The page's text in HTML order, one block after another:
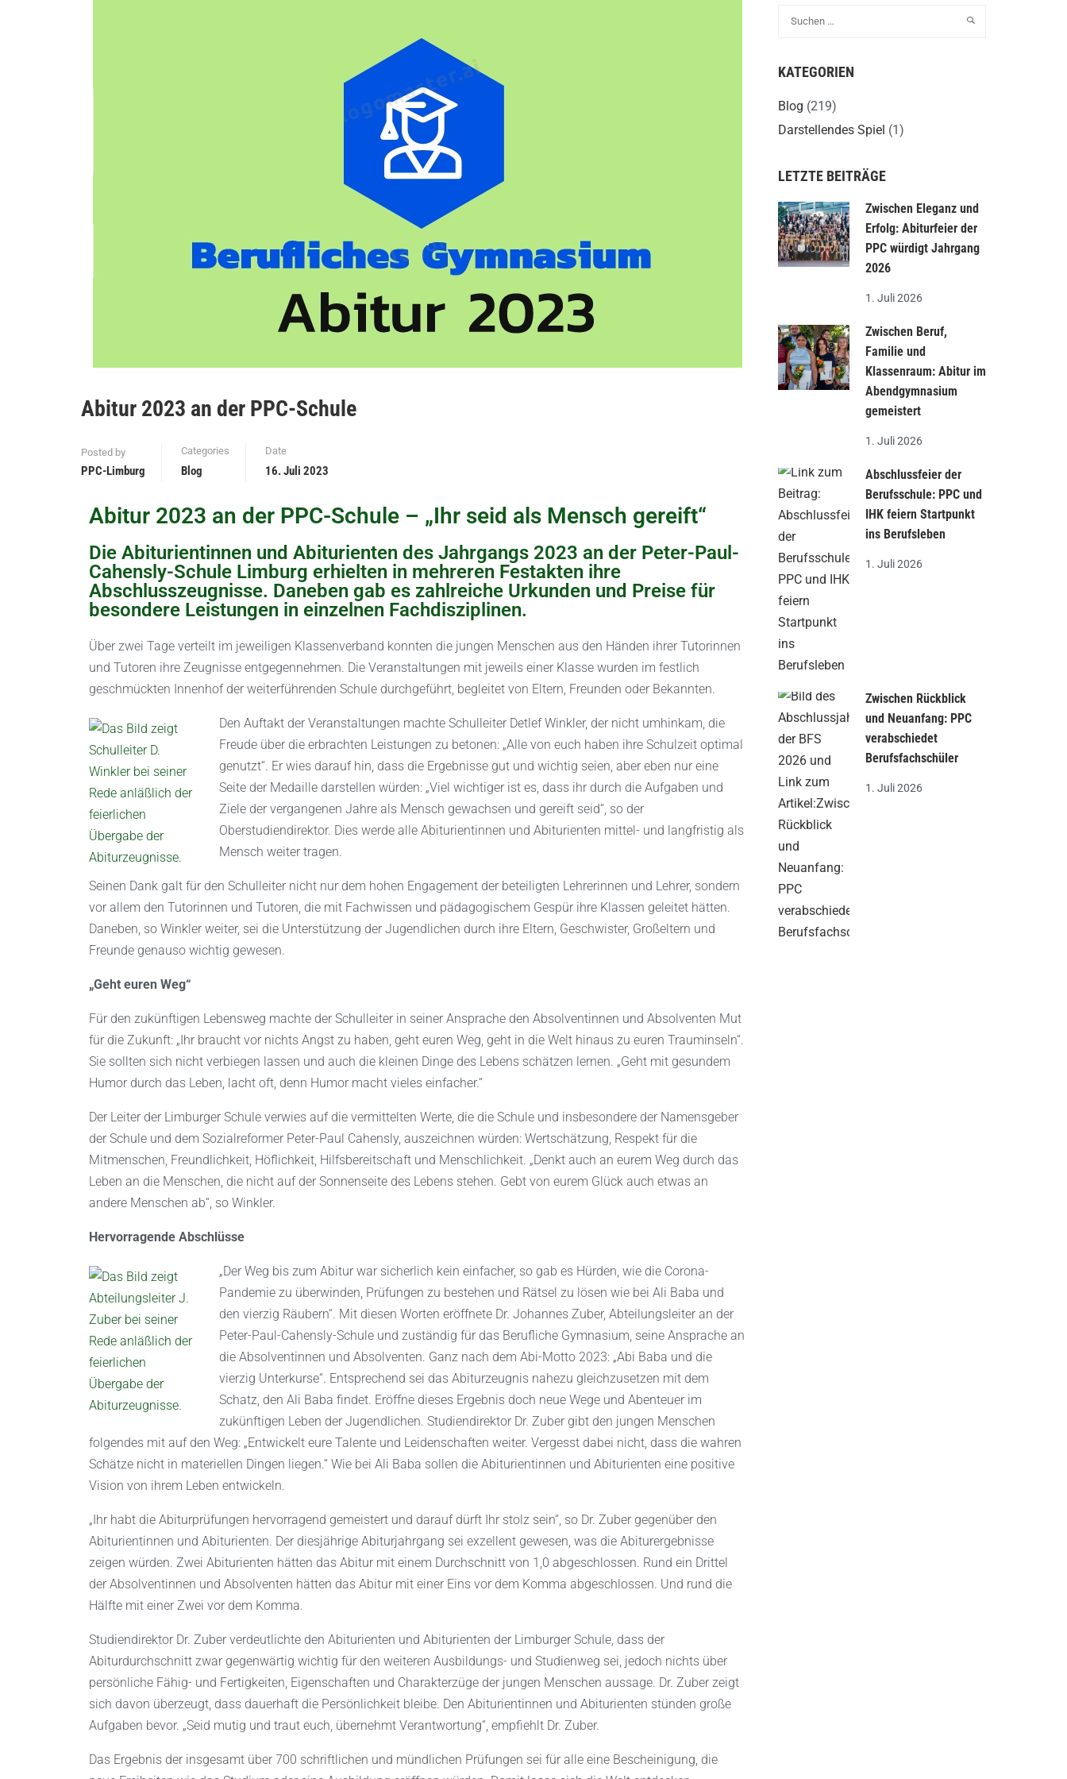
Abitur 2023 an der PPC-Schule
Posted by
PPC-Limburg
Categories
Blog
Date
16. Juli 2023
Abitur 2023 an der PPC-Schule – „Ihr seid als Mensch gereift“
Die Abiturientinnen und Abiturienten des Jahrgangs 2023 an der Peter-Paul-
Cahensly-Schule Limburg erhielten in mehreren Festakten ihre
Abschlusszeugnisse. Daneben gab es zahlreiche Urkunden und Preise für
besondere Leistungen in einzelnen Fachdisziplinen.
Über zwei Tage verteilt im jeweiligen Klassenverband konnten die jungen Menschen aus den Händen ihrer Tutorinnen
und Tutoren ihre Zeugnisse entgegennehmen. Die Veranstaltungen mit jeweils einer Klasse wurden im festlich
geschmückten Innenhof der weiterführenden Schule durchgeführt, begleitet von Eltern, Freunden oder Bekannten.
Den Auftakt der Veranstaltungen machte Schulleiter Detlef Winkler, der nicht umhinkam, die
Freude über die erbrachten Leistungen zu betonen: „Alle von euch haben ihre Schulzeit optimal
genutzt“. Er wies darauf hin, dass die Ergebnisse gut und wichtig seien, aber eben nur eine
Seite der Medaille darstellen würden: „Viel wichtiger ist es, dass ihr durch die Aufgaben und
Ziele der vergangenen Jahre als Mensch gewachsen und gereift seid“, so der
Oberstudiendirektor. Dies werde alle Abiturientinnen und Abiturienten mittel- und langfristig als
Mensch weiter tragen.
Seinen Dank galt für den Schulleiter nicht nur dem hohen Engagement der beteiligten Lehrerinnen und Lehrer, sondern
vor allem den Tutorinnen und Tutoren, die mit Fachwissen und pädagogischem Gespür ihre Klassen geleitet hätten.
Daneben, so Winkler weiter, sei die Unterstützung der Jugendlichen durch ihre Eltern, Geschwister, Großeltern und
Freunde genauso wichtig gewesen.
„Geht euren Weg“
Für den zukünftigen Lebensweg machte der Schulleiter in seiner Ansprache den Absolventinnen und Absolventen Mut
für die Zukunft: „Ihr braucht vor nichts Angst zu haben, geht euren Weg, geht in die Welt hinaus zu euren Trauminseln“.
Sie sollten sich nicht verbiegen lassen und auch die kleinen Dinge des Lebens schätzen lernen. „Geht mit gesundem
Humor durch das Leben, lacht oft, denn Humor macht vieles einfacher.“
Der Leiter der Limburger Schule verwies auf die vermittelten Werte, die die Schule und insbesondere der Namensgeber
der Schule und dem Sozialreformer Peter-Paul Cahensly, auszeichnen würden: Wertschätzung, Respekt für die
Mitmenschen, Freundlichkeit, Höflichkeit, Hilfsbereitschaft und Menschlichkeit. „Denkt auch an eurem Weg durch das
Leben an die Menschen, die nicht auf der Sonnenseite des Lebens stehen. Gebt von eurem Glück auch etwas an
andere Menschen ab“, so Winkler.
Hervorragende Abschlüsse
„Der Weg bis zum Abitur war sicherlich kein einfacher, so gab es Hürden, wie die Corona-
Pandemie zu überwinden, Prüfungen zu bestehen und Rätsel zu lösen wie bei Ali Baba und
den vierzig Räubern“. Mit diesen Worten eröffnete Dr. Johannes Zuber, Abteilungsleiter an der
Peter-Paul-Cahensly-Schule und zuständig für das Berufliche Gymnasium, seine Ansprache an
die Absolventinnen und Absolventen. Ganz nach dem Abi-Motto 2023: „Abi Baba und die
vierzig Unterkurse“. Entsprechend sei das Abiturzeugnis nahezu gleichzusetzen mit dem
Schatz, den Ali Baba findet. Eröffne dieses Ergebnis doch neue Wege und Abenteuer im
zukünftigen Leben der Jugendlichen. Studiendirektor Dr. Zuber gibt den jungen Menschen
folgendes mit auf den Weg: „Entwickelt eure Talente und Leidenschaften weiter. Vergesst dabei nicht, dass die wahren
Schätze nicht in materiellen Dingen liegen.“ Wie bei Ali Baba sollen die Abiturientinnen und Abiturienten eine positive
Vision von ihrem Leben entwickeln.
„Ihr habt die Abiturprüfungen hervorragend gemeistert und darauf dürft Ihr stolz sein“, so Dr. Zuber gegenüber den
Abiturientinnen und Abiturienten. Der diesjährige Abiturjahrgang sei exzellent gewesen, was die Abiturergebnisse
zeigen würden. Zwei Abiturienten hätten das Abitur mit einem Durchschnitt von 1,0 abgeschlossen. Rund ein Drittel
der Absolventinnen und Absolventen hätten das Abitur mit einer Eins vor dem Komma abgeschlossen. Und rund die
Hälfte mit einer Zwei vor dem Komma.
Studiendirektor Dr. Zuber verdeutlichte den Abiturienten und Abiturienten der Limburger Schule, dass der
Abiturdurchschnitt zwar gegenwärtig wichtig für den weiteren Ausbildungs- und Studienweg sei, jedoch nichts über
persönliche Fähig- und Fertigkeiten, Eigenschaften und Charakterzüge der jungen Menschen aussage. Dr. Zuber zeigt
sich davon überzeugt, dass dauerhaft die Persönlichkeit bleibe. Den Abiturientinnen und Abiturienten stünden große
Aufgaben bevor. „Seid mutig und traut euch, übernehmt Verantwortung“, empfiehlt Dr. Zuber.
Das Ergebnis der insgesamt über 700 schriftlichen und mündlichen Prüfungen sei für alle eine Bescheinigung, die
KATEGORIEN
Blog (219)
Darstellendes Spiel (1)
LETZTE BEITRÄGE
Zwischen Eleganz und
Erfolg: Abiturfeier der
PPC würdigt Jahrgang
2026
1. Juli 2026
Zwischen Beruf,
Familie und
Klassenraum: Abitur im
Abendgymnasium
gemeistert
1. Juli 2026
Abschlussfeier der
Berufsschule: PPC und
IHK feiern Startpunkt
ins Berufsleben
1. Juli 2026
Zwischen Rückblick
und Neuanfang: PPC
verabschiedet
Berufsfachschüler
1. Juli 2026